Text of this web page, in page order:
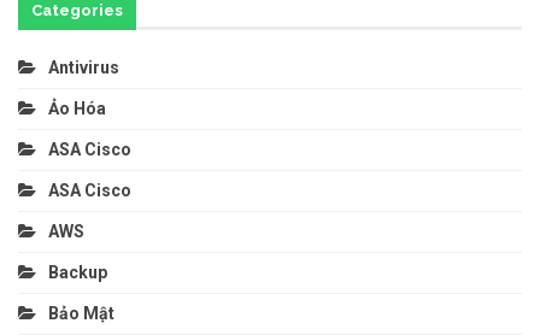
Categories
Antivirus
Ảo Hóa
ASA Cisco
ASA Cisco
AWS
Backup
Bảo Mật